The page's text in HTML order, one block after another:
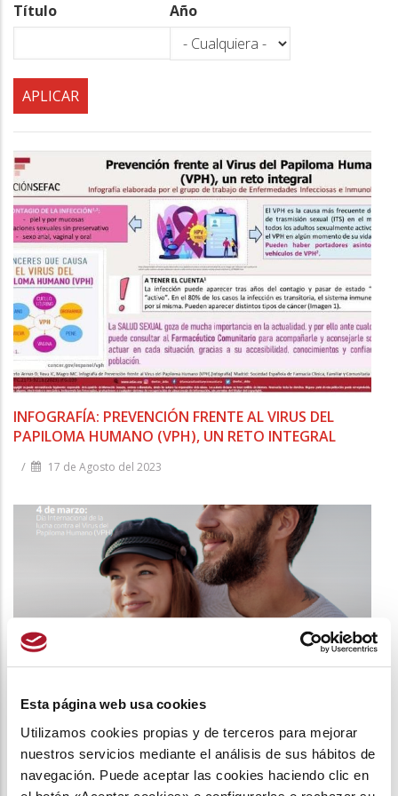
Esta página web usa cookies
Utilizamos cookies propias y de terceros para mejorar
nuestros servicios mediante el análisis de sus hábitos de
navegación. Puede aceptar las cookies haciendo clic en
la
navegación
Título Año
INFOGRAFÍA: PREVENCIÓN FRENTE AL VIRUS DEL
PAPILOMA HUMANO (VPH), UN RETO INTEGRAL
/ 17 de Agosto del 2023
SEFAC SE SUMA A LA CAMPAÑA ‘EL VPH ES COSA DE
TODOS’